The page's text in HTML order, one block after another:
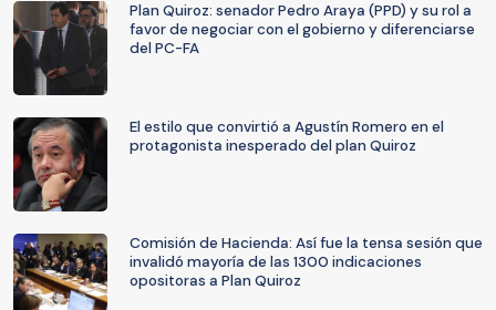
Plan Quiroz: senador Pedro Araya (PPD) y su rol a
favor de negociar con el gobierno y diferenciarse
del PC-FA
El estilo que convirtió a Agustín Romero en el
protagonista inesperado del plan Quiroz
Comisión de Hacienda: Así fue la tensa sesión que
invalidó mayoría de las 1300 indicaciones
opositoras a Plan Quiroz